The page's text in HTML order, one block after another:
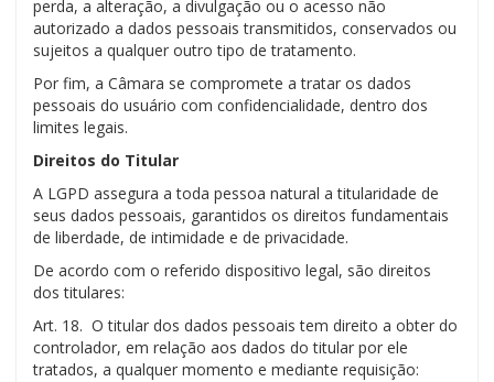
perda, a alteração, a divulgação ou o acesso não
autorizado a dados pessoais transmitidos, conservados ou
sujeitos a qualquer outro tipo de tratamento.
Por fim, a Câmara se compromete a tratar os dados
pessoais do usuário com confidencialidade, dentro dos
limites legais.
Direitos do Titular
A LGPD assegura a toda pessoa natural a titularidade de
seus dados pessoais, garantidos os direitos fundamentais
de liberdade, de intimidade e de privacidade.
De acordo com o referido dispositivo legal, são direitos
dos titulares:
Art. 18. O titular dos dados pessoais tem direito a obter do
controlador, em relação aos dados do titular por ele
tratados, a qualquer momento e mediante requisição: